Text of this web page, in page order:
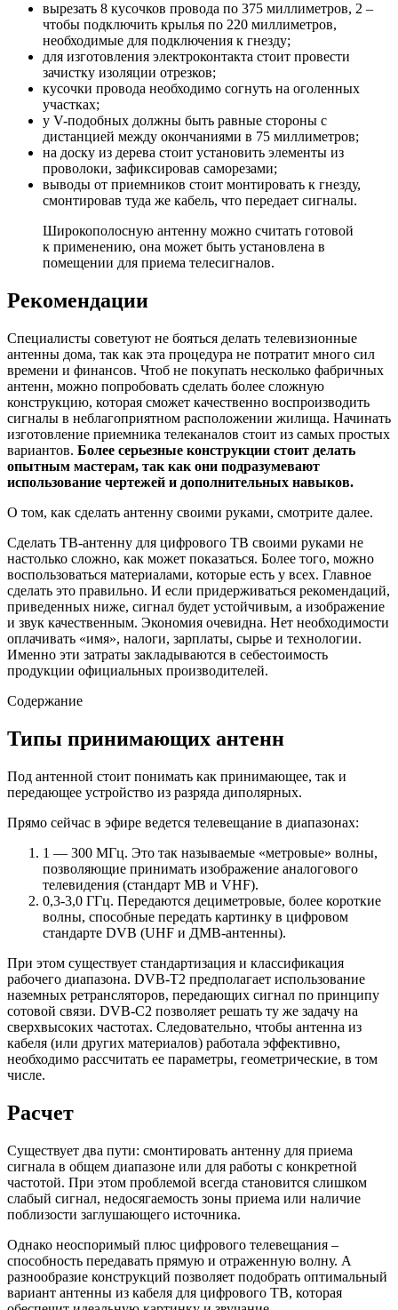
вырезать 8 кусочков провода по 375 миллиметров, 2 –
чтобы подключить крылья по 220 миллиметров,
необходимые для подключения к гнезду;
для изготовления электроконтакта стоит провести
зачистку изоляции отрезков;
кусочки провода необходимо согнуть на оголенных
участках;
у V-подобных должны быть равные стороны с
дистанцией между окончаниями в 75 миллиметров;
на доску из дерева стоит установить элементы из
проволоки, зафиксировав саморезами;
выводы от приемников стоит монтировать к гнезду,
смонтировав туда же кабель, что передает сигналы.
Широкополосную антенну можно считать готовой
к применению, она может быть установлена в
помещении для приема телесигналов.
Рекомендации
Специалисты советуют не бояться делать телевизионные
антенны дома, так как эта процедура не потратит много сил
времени и финансов. Чтоб не покупать несколько фабричных
антенн, можно попробовать сделать более сложную
конструкцию, которая сможет качественно воспроизводить
сигналы в неблагоприятном расположении жилища. Начинать
изготовление приемника телеканалов стоит из самых простых
вариантов. Более серьезные конструкции стоит делать
опытным мастерам, так как они подразумевают
использование чертежей и дополнительных навыков.
О том, как сделать антенну своими руками, смотрите далее.
Сделать ТВ-антенну для цифрового ТВ своими руками не
настолько сложно, как может показаться. Более того, можно
воспользоваться материалами, которые есть у всех. Главное
сделать это правильно. И если придерживаться рекомендаций,
приведенных ниже, сигнал будет устойчивым, а изображение
и звук качественным. Экономия очевидна. Нет необходимости
оплачивать «имя», налоги, зарплаты, сырье и технологии.
Именно эти затраты закладываются в себестоимость
продукции официальных производителей.
Содержание
Типы принимающих антенн
Под антенной стоит понимать как принимающее, так и
передающее устройство из разряда диполярных.
Прямо сейчас в эфире ведется телевещание в диапазонах:
1 — 300 МГц. Это так называемые «метровые» волны,
позволяющие принимать изображение аналогового
телевидения (стандарт МВ и VHF).
0,3-3,0 ГГц. Передаются дециметровые, более короткие
волны, способные передать картинку в цифровом
стандарте DVB (UHF и ДМВ-антенны).
При этом существует стандартизация и классификация
рабочего диапазона. DVB-T2 предполагает использование
наземных ретрансляторов, передающих сигнал по принципу
сотовой связи. DVB-С2 позволяет решать ту же задачу на
сверхвысоких частотах. Следовательно, чтобы антенна из
кабеля (или других материалов) работала эффективно,
необходимо рассчитать ее параметры, геометрические, в том
числе.
Расчет
Существует два пути: смонтировать антенну для приема
сигнала в общем диапазоне или для работы с конкретной
частотой. При этом проблемой всегда становится слишком
слабый сигнал, недосягаемость зоны приема или наличие
поблизости заглушающего источника.
Однако неоспоримый плюс цифрового телевещания –
способность передавать прямую и отраженную волну. А
разнообразие конструкций позволяет подобрать оптимальный
вариант антенны из кабеля для цифрового ТВ, которая